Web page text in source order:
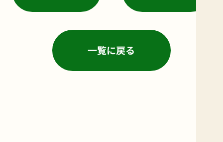
タ
一覧に戻る